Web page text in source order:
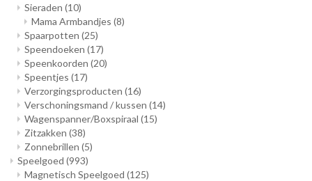
Sieraden (10)
Mama Armbandjes (8)
Spaarpotten (25)
Speendoeken (17)
Speenkoorden (20)
Speentjes (17)
Verzorgingsproducten (16)
Verschoningsmand / kussen (14)
Wagenspanner/Boxspiraal (15)
Zitzakken (38)
Zonnebrillen (5)
Speelgoed (993)
Magnetisch Speelgoed (125)